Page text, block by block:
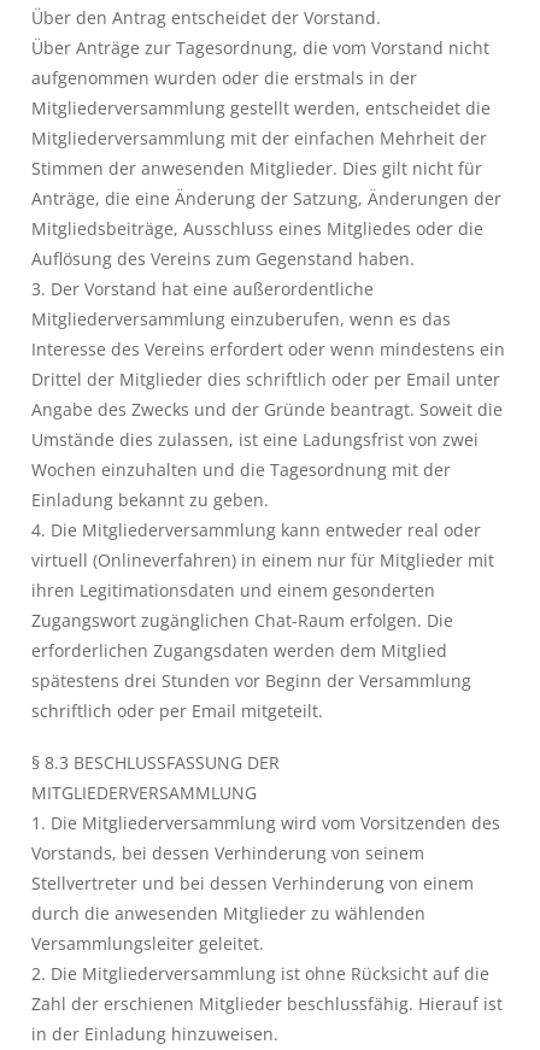
Über den Antrag entscheidet der Vorstand.
Über Anträge zur Tagesordnung, die vom Vorstand nicht
aufgenommen wurden oder die erstmals in der
Mitgliederversammlung gestellt werden, entscheidet die
Mitgliederversammlung mit der einfachen Mehrheit der
Stimmen der anwesenden Mitglieder. Dies gilt nicht für
Anträge, die eine Änderung der Satzung, Änderungen der
Mitgliedsbeiträge, Ausschluss eines Mitgliedes oder die
Auflösung des Vereins zum Gegenstand haben.
3. Der Vorstand hat eine außerordentliche
Mitgliederversammlung einzuberufen, wenn es das
Interesse des Vereins erfordert oder wenn mindestens ein
Drittel der Mitglieder dies schriftlich oder per Email unter
Angabe des Zwecks und der Gründe beantragt. Soweit die
Umstände dies zulassen, ist eine Ladungsfrist von zwei
Wochen einzuhalten und die Tagesordnung mit der
Einladung bekannt zu geben.
4. Die Mitgliederversammlung kann entweder real oder
virtuell (Onlineverfahren) in einem nur für Mitglieder mit
ihren Legitimationsdaten und einem gesonderten
Zugangswort zugänglichen Chat-Raum erfolgen. Die
erforderlichen Zugangsdaten werden dem Mitglied
spätestens drei Stunden vor Beginn der Versammlung
schriftlich oder per Email mitgeteilt.
§ 8.3 BESCHLUSSFASSUNG DER
MITGLIEDERVERSAMMLUNG
1. Die Mitgliederversammlung wird vom Vorsitzenden des
Vorstands, bei dessen Verhinderung von seinem
Stellvertreter und bei dessen Verhinderung von einem
durch die anwesenden Mitglieder zu wählenden
Versammlungsleiter geleitet.
2. Die Mitgliederversammlung ist ohne Rücksicht auf die
Zahl der erschienen Mitglieder beschlussfähig. Hierauf ist
in der Einladung hinzuweisen.